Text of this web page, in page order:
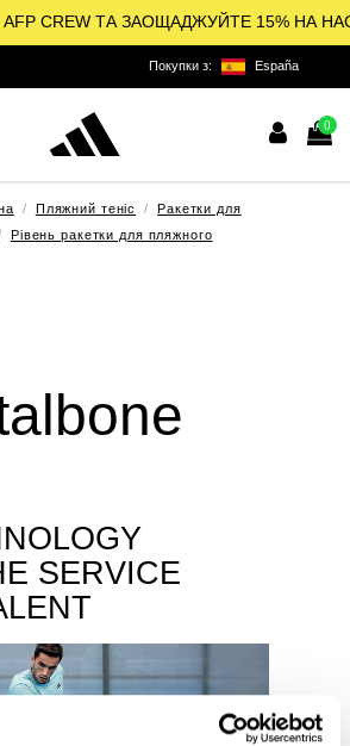
CREW ТА ЗАОЩАДЖУЙТЕ 15% НА
Покупки з: España
0
Пляжний теніс
Ракетки для
Рівень ракетки для пляжного
SERVICE